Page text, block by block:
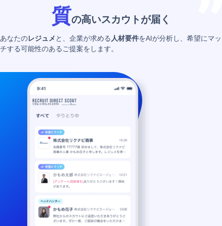
質の高いスカウトが届く
あなたのレジュメ と、企業が求める 人材要件をAIが分析し、希望にマッ
チする可能性のあるご提案をします。